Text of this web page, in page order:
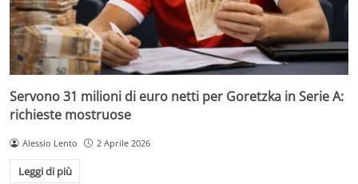
Servono 31 milioni di euro netti per Goretzka in Serie A:
richieste mostruose
Alessio Lento 2 Aprile 2026
Leggi di più